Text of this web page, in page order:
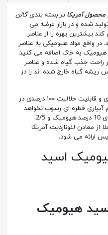
آمریکا در بسته بندی گالن
شده و در بازار عرضه می
بیشترین بهره را از عناصر
در واقع مواد هیومیکی به عناصر
هیومیک به خاک اضافه می کنید
راحت جذب گیاه شده و عناصر
ریشه گیاه خارج شده اند را در
کود اسید هیومیک پلنت چویس پودری و قابلیت حلالیت ۱۰۰ درصدی در
قطره ای رسوب نخواهد
دارای 10 درصد هیومیک و 2/5
معادن لئوناردیت آمریکا
ارائه می شود.
اسید
اسید هیومیک